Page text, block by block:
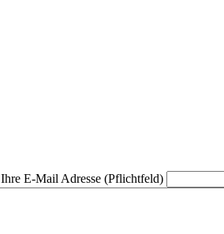
Ihre E-Mail Adresse (Pflichtfeld)